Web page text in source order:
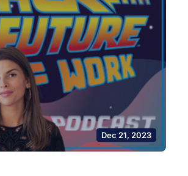
Dec 21, 2023